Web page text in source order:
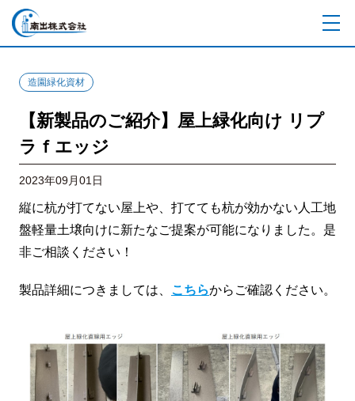
造園緑化資材
【新製品のご紹介】屋上緑化向け リプ
ラｆエッジ
2023年09月01日
縦に杭が打てない屋上や、打てても杭が効かない人工地
盤軽量土壌向けに新たなご提案が可能になりました。是
非ご相談ください！
製品詳細につきましては、 こちらからご確認ください。